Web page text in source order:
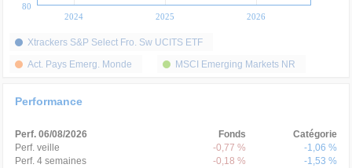
2024 2025 2026
80
Xtrackers S&P Select Fro. Sw UCITS ETF
Act. Pays Emerg. Monde
MSCI Emerging Markets NR
Performance
Perf. 06/08/2026 Fonds
Catégorie
Perf. veille
-0,77 %
-1,06 %
Perf. 4 semaines
-0,18 %
-1,53 %